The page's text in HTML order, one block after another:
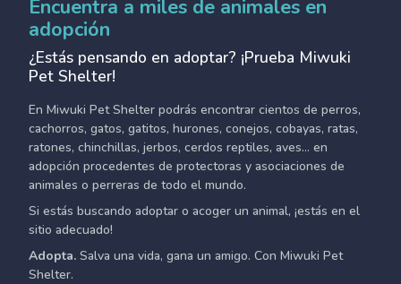
Encuentra a miles de animales en
adopción
¿Estás pensando en adoptar? ¡Prueba Miwuki
Pet Shelter!
En Miwuki Pet Shelter podrás encontrar cientos de perros,
cachorros, gatos, gatitos, hurones, conejos, cobayas, ratas,
ratones, chinchillas, jerbos, cerdos reptiles, aves... en
adopción procedentes de protectoras y asociaciones de
animales o perreras de todo el mundo.
Si estás buscando adoptar o acoger un animal, ¡estás en el
sitio adecuado!
Adopta. Salva una vida, gana un amigo. Con Miwuki Pet
Shelter.